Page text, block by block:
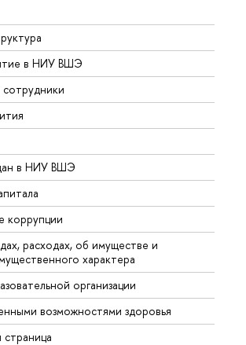
в НИУ ВШЭ
в НИУ ВШЭ
коррупции
расходах, об имуществе и
характера
организации
возможностями здоровья
страница